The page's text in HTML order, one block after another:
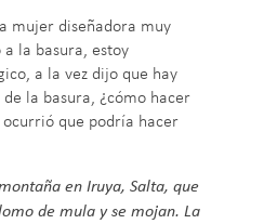
mujer diseñadora muy
la basura, estoy
a la vez dijo que hay
la basura, ¿cómo hacer
ocurrió que podría hacer
en Iruya, Salta, que
de mula y se mojan. La